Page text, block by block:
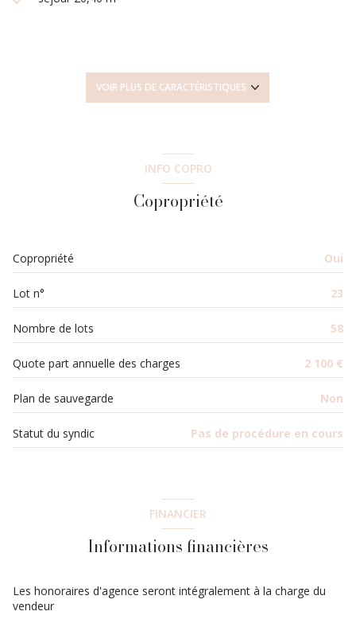
Chauffage collectif : au sol (autre)
ascenseur
terrasse
interphone
accès handicapé
VOIR PLUS DE CARACTÉRISTIQUES
INFO COPRO
Copropriété
Copropriété Oui
Lot n° 23
Nombre de lots 58
Quote part annuelle des charges 2 100 €
Plan de sauvegarde Non
Statut du syndic Pas de procédure en cours
FINANCIER
Informations financières
Les honoraires d'agence seront intégralement à la charge du
vendeur